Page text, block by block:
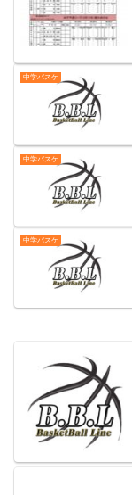
中学バスケ
中学バスケ
中学バスケ